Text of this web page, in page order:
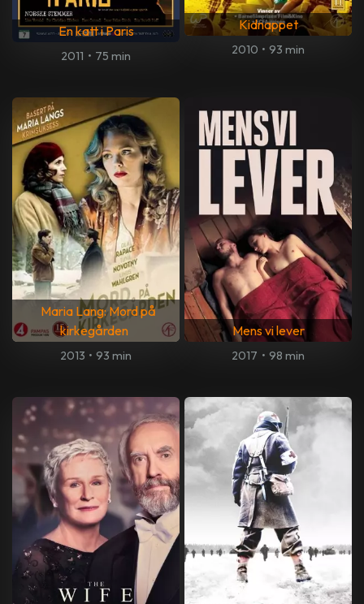
En katt i Paris
2011 • 75 min
Kidnappet
2010 • 93 min
Maria Lang: Mord på
kirkegården
2013 • 93 min
Mens vi lever
2017 • 98 min